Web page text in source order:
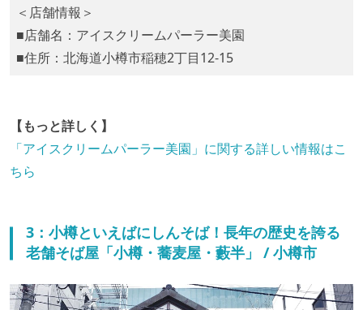
＜店舗情報＞
■店舗名：アイスクリームパーラー美園
■住所：北海道小樽市稲穂2丁目12-15
【もっと詳しく】
「アイスクリームパーラー美園」に関する詳しい情報はこ
ちら
3：小樽といえばにしんそば！長年の歴史を誇る
老舗そば屋「小樽・蕎麦屋・藪半」 / 小樽市